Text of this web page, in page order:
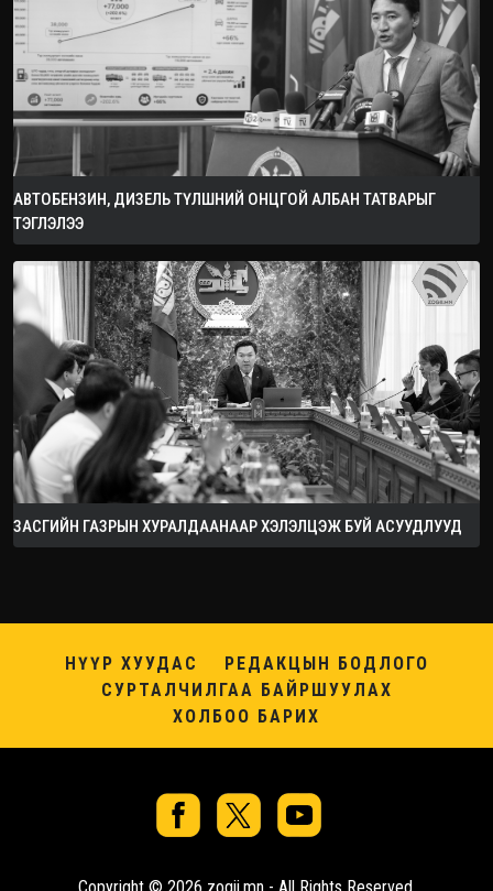
АВТОБЕНЗИН, ДИЗЕЛЬ ТҮЛШНИЙ ОНЦГОЙ АЛБАН ТАТВАРЫГ
ТЭГЛЭЛЭЭ
ЗАСГИЙН ГАЗРЫН ХУРАЛДААНААР ХЭЛЭЛЦЭЖ БУЙ АСУУДЛУУД
НҮҮР ХУУДАС
РЕДАКЦЫН БОДЛОГО
СУРТАЛЧИЛГАА БАЙРШУУЛАХ
ХОЛБОО БАРИХ